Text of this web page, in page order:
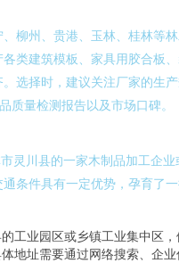
柳州、贵港、玉林、桂林等
类建筑模板、家具用胶合板
选择时，建议关注厂家的生
质量检测报告以及市场口碑。
灵川县的一家木制品加工企业
条件具有一定优势，孕育了
工业园区或乡镇工业集中区，
地址需要通过网络搜索、企业